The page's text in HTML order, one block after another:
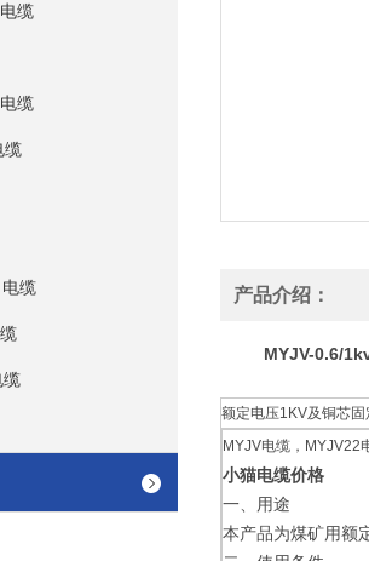
缆
缆
缆
缆
缆
产品介绍：
MYJV-0.6/
额定电压1KV及铜芯
MYJV电缆，MYJV22
小猫电缆价格
一、用途
本产品为煤矿用额